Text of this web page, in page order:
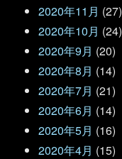
2020年11月 (27)
2020年10月 (24)
2020年9月 (20)
2020年8月 (14)
2020年7月 (21)
2020年6月 (14)
2020年5月 (16)
2020年4月 (15)